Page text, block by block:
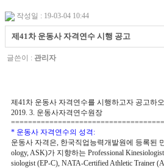
작성일 : 19-03-04 10:44
제41차 운동사 자격연수 시행 공고
글쓴이 : 관리자
제 41차 운동사 자격연수를 시행하고자 공고하
2019. 3. 운동사자격연수원장
* 운동사 자격연수의 성격 :
운동사 자격은, 한국직업능력개발원에 등록된
ology, ASK)가 지향하는 Professional
siologist (EP-C), NATA-Certified Athletic Trainer